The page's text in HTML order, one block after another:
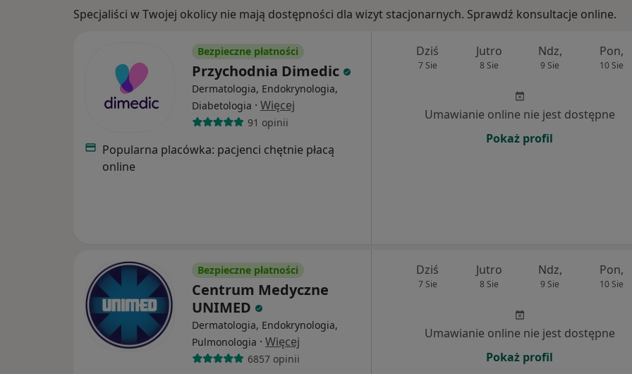
Specjaliści w Twojej okolicy nie mają dostępności dla wizyt stacjonarnych. Sprawdź konsultacje online.
Bezpieczne płatności
Przychodnia Dimedic
Dermatologia, Endokrynologia,
Diabetologia · Więcej
91 opinii
Popularna placówka: pacjenci chętnie płacą
online
Dziś
7 Sie
Jutro
8 Sie
Ndz,
9 Sie
Pon,
10 Sie
Umawianie online nie jest dostępne
Pokaż profil
Bezpieczne płatności
Centrum Medyczne
UNIMED
Dermatologia, Endokrynologia,
Pulmonologia · Więcej
6857 opinii
Dziś
7 Sie
Jutro
8 Sie
Ndz,
9 Sie
Pon,
10 Sie
Umawianie online nie jest dostępne
Pokaż profil